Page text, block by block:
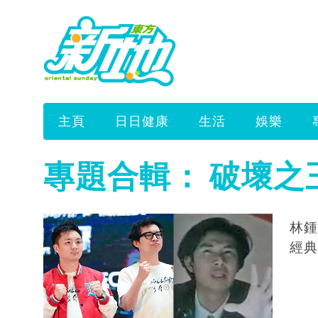
主頁 日日健康 生活 娛樂
專題合輯： 破壞之
林
經